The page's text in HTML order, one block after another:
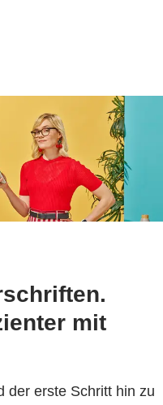
mit
der erste Schritt hin zu